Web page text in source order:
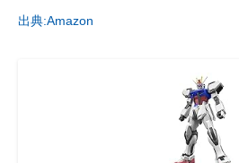
出典:Amazon